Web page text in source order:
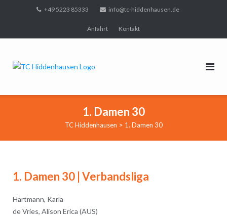
+49 5223 85333 info@tc-hiddenhausen.de
Anfahrt Kontakt
1. Damen 30
TC Hiddenhausen > 1. Damen 30
1. Damen 30 | Verbandsliga
Hartmann, Karla
de Vries, Alison Erica (AUS)